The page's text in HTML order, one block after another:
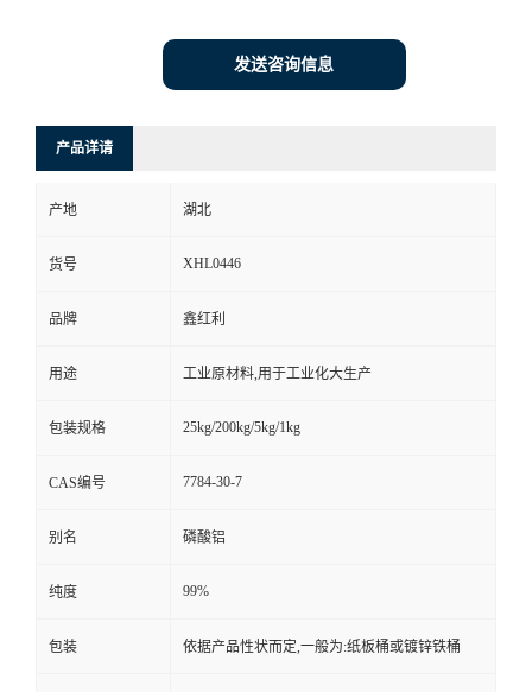
发送咨询信息
产品详请
产地 湖北
货号 XHL0446
品牌 鑫红利
用途 工业原材料,用于工业化大生产
包装规格 25kg/200kg/5kg/1kg
CAS编号 7784-30-7
别名 磷酸铝
纯度 99%
包装 依据产品性状而定,一般为:纸板桶或镀锌铁桶